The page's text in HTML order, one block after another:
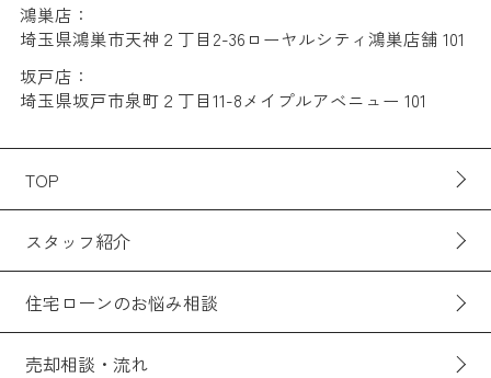
鴻巣店：
埼玉県鴻巣市天神２丁目2-36ローヤルシティ鴻巣店舗 101
坂戸店：
埼玉県坂戸市泉町２丁目11-8メイプルアベニュー 101
TOP
スタッフ紹介
住宅ローンのお悩み相談
売却相談・流れ